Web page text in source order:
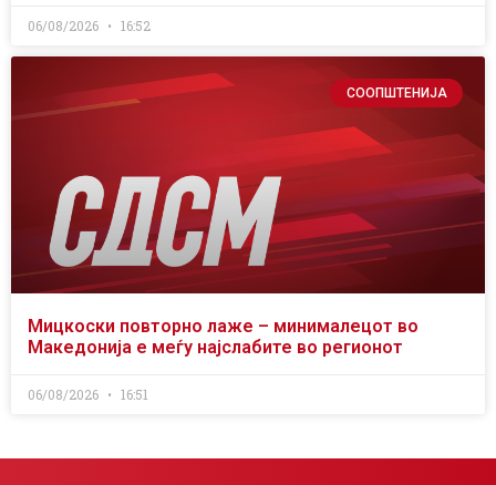
06/08/2026 16:52
СООПШТЕНИЈА
Мицкоски повторно лаже – минималецот во
Македонија е меѓу најслабите во регионот
06/08/2026 16:51